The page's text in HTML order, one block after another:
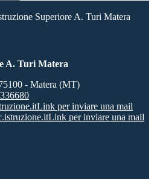
Superiore A. Turi Matera
A. Turi Matera
- Matera (MT)
Link per inviare una mail
Link per inviare una mail